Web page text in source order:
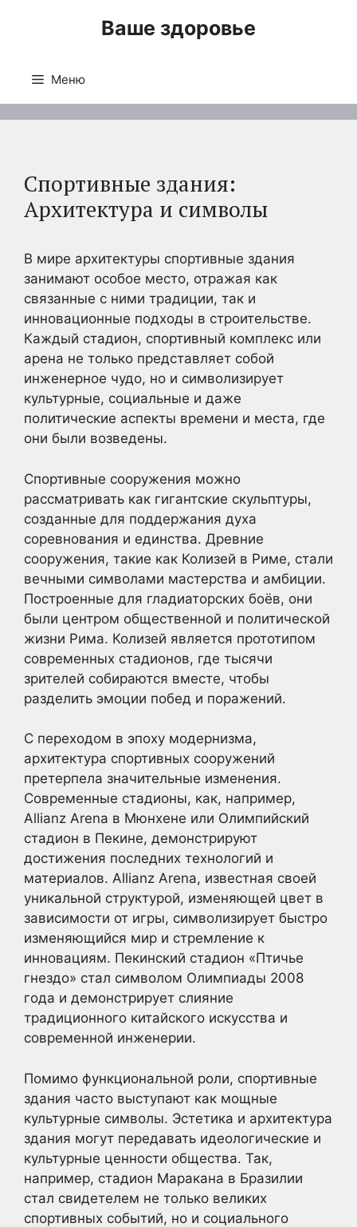
Ваше здоровье
Меню
Спортивные здания:
Архитектура и символы
В мире архитектуры спортивные здания
занимают особое место, отражая как
связанные с ними традиции, так и
инновационные подходы в строительстве.
Каждый стадион, спортивный комплекс или
арена не только представляет собой
инженерное чудо, но и символизирует
культурные, социальные и даже
политические аспекты времени и места, где
они были возведены.
Спортивные сооружения можно
рассматривать как гигантские скульптуры,
созданные для поддержания духа
соревнования и единства. Древние
сооружения, такие как Колизей в Риме, стали
вечными символами мастерства и амбиции.
Построенные для гладиаторских боёв, они
были центром общественной и политической
жизни Рима. Колизей является прототипом
современных стадионов, где тысячи
зрителей собираются вместе, чтобы
разделить эмоции побед и поражений.
С переходом в эпоху модернизма,
архитектура спортивных сооружений
претерпела значительные изменения.
Современные стадионы, как, например,
Allianz Arena в Мюнхене или Олимпийский
стадион в Пекине, демонстрируют
достижения последних технологий и
материалов. Allianz Arena, известная своей
уникальной структурой, изменяющей цвет в
зависимости от игры, символизирует быстро
изменяющийся мир и стремление к
инновациям. Пекинский стадион «Птичье
гнездо» стал символом Олимпиады 2008
года и демонстрирует слияние
традиционного китайского искусства и
современной инженерии.
Помимо функциональной роли, спортивные
здания часто выступают как мощные
культурные символы. Эстетика и архитектура
здания могут передавать идеологические и
культурные ценности общества. Так,
например, стадион Маракана в Бразилии
стал свидетелем не только великих
спортивных событий, но и социального